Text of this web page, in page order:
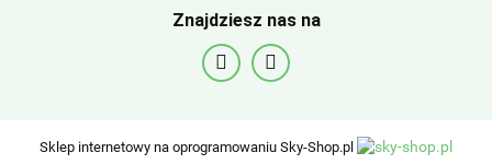
Znajdziesz nas na
Sklep internetowy na oprogramowaniu Sky-Shop.pl